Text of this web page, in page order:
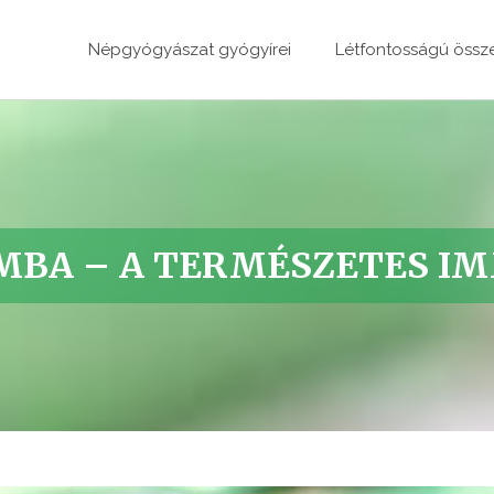
Népgyógyászat gyógyírei Létfontosságú
– A TERMÉSZETES